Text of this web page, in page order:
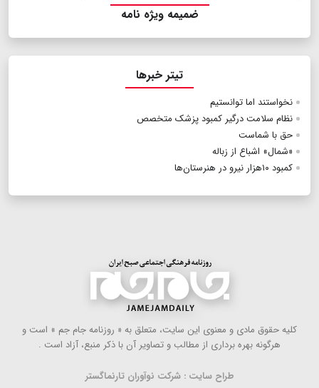
ضمیمه ویژه نامه
تیتر خبرها
نخواستند اما توانستیم
نظام سلامت درگیر کمبود پزشک متخصص
حق با شماست
«شمال» اشباع از زباله
​​​​​​​کمبود ۱۰هزار نیرو در هنرستان‌ها
كلیه حقوق مادی و معنوی این سایت، متعلق به « روزنامه جام جم » است و
هرگونه بهره ‌برداری از مطالب و تصاویر آن با ذكر منبع، آزاد است .
طراح سایت : شرکت نوآوران تارنماگستر